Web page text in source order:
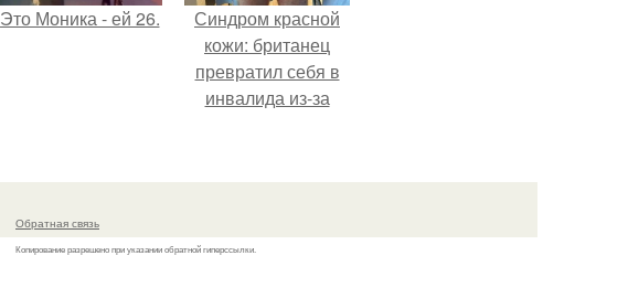
Это Моника - ей 26.
Синдром красной
кожи: британец
превратил себя в
инвалида из-за
мази.
Обратная связь
Копирование разрешено при указании обратной гиперссылки.